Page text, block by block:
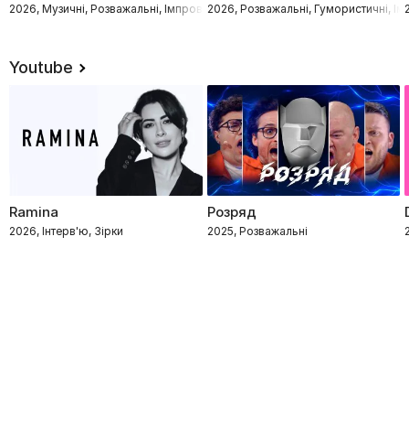
2026, Музичні, Розважальні, Імпровізація, Інтелектуальне
2026, Розважальні, Гумористичні,
Youtube
Ramina
2026, Інтерв'ю, Зірки
Розряд
2025, Розважальні